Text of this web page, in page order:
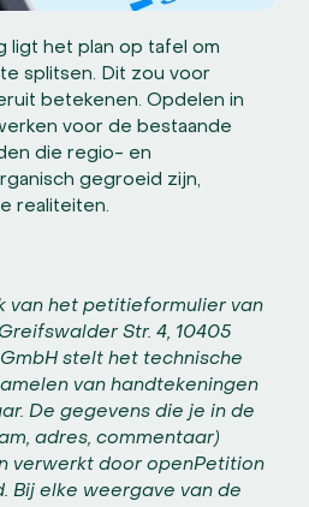
ligt het plan op tafel om
te splitsen. Dit zou voor
betekenen. Opdelen in
voor de bestaande
die regio- en
gegroeid zijn,
realiteiten.
van het petitieformulier van
Str. 4, 10405
stelt het technische
van handtekeningen
De gegevens die je in de
adres, commentaar)
verwerkt door openPetition
Bij elke weergave van de